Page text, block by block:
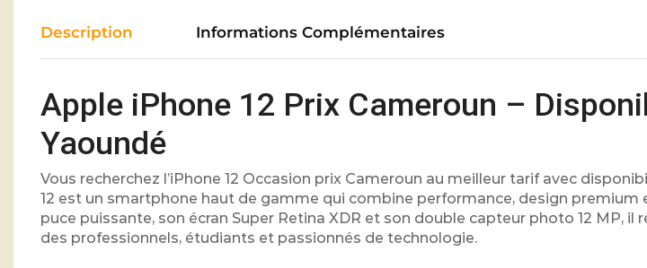
Description Informations Complémentaires
Apple iPhone 12 Prix Cameroun –
Yaoundé
Vous recherchez l’iPhone 12 Occasion prix Cameroun au meilleur tarif avec
12 est un smartphone haut de gamme qui combine performance, design premium
puce puissante, son écran Super Retina XDR et son double capteur photo 12 MP,
des professionnels, étudiants et passionnés de technologie.